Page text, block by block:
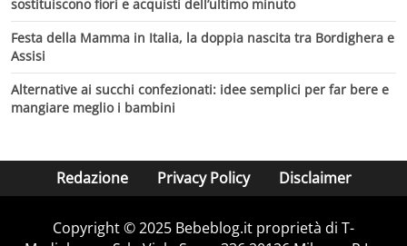
sostituiscono fiori e acquisti dell’ultimo minuto
Festa della Mamma in Italia, la doppia nascita tra Bordighera e
Assisi
Alternative ai succhi confezionati: idee semplici per far bere e
mangiare meglio i bambini
Redazione Privacy Policy Disclaimer
Copyright © 2025 Bebeblog.it proprietà di T-